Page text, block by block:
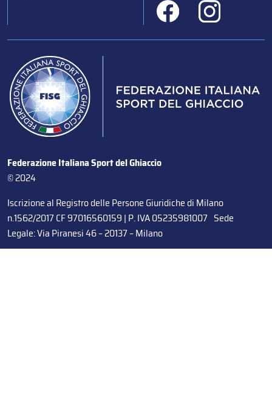
Federazione Italiana Sport del Ghiaccio
© 2024
Iscrizione al Registro delle Persone Giuridiche di Milano
n.1562/2017 CF 97016560159 | P. IVA 05235981007 Sede
Legale: Via Piranesi 46 – 20137 – Milano